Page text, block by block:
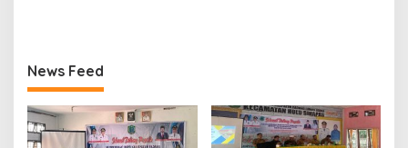
News Feed